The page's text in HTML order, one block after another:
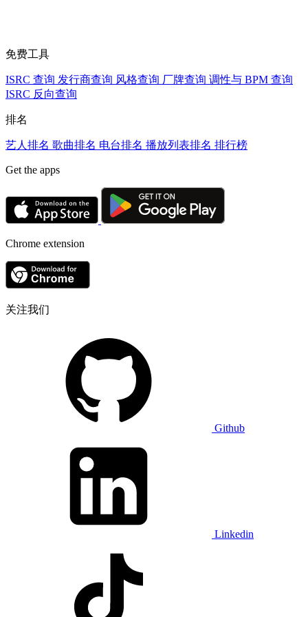
免费工具
ISRC 查询 发行商查询 风格查询 厂牌查询 调性与 BPM 查询
ISRC 反向查询
排名
艺人排名 歌曲排名 电台排名 播放列表排名 排行榜
Get the apps
Chrome extension
关注我们
Github
Linkedin